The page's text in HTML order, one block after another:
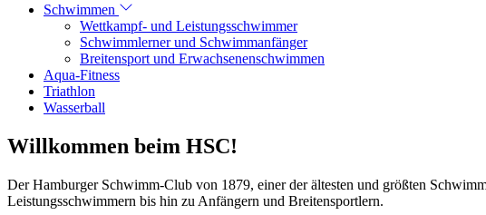
Schwimmen
Wettkampf- und Leistungsschwimmer
Schwimmlerner und Schwimmanfänger
Breitensport und Erwachsenenschwimmen
Aqua-Fitness
Triathlon
Wasserball
Willkommen beim HSC!
Der Hamburger Schwimm-Club von 1879, einer der ältesten und größten
Leistungsschwimmern bis hin zu Anfängern und Breitensportlern.